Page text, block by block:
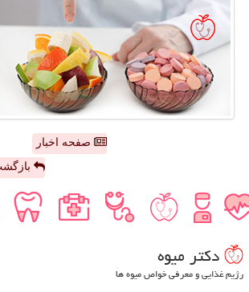
صفحه اخبار
دكتر میوه
رژیم غذایی و معرفی خواص میوه ها